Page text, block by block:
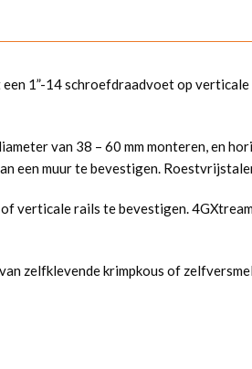
1”-14 schroefdraadvoet op
van 38 – 60 mm monteren, en
een muur te bevestigen.
verticale rails te bevestigen.
zelfklevende krimpkous of